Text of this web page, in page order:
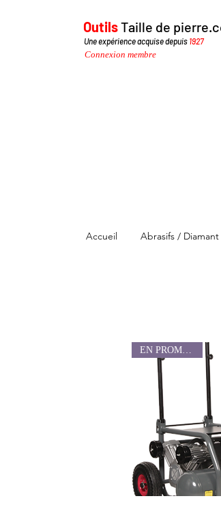
OutilsTaille de
Une expérience acquise depuis 1927
Connexion membre
Accueil Abrasifs / Diamant
EN PROMOTION